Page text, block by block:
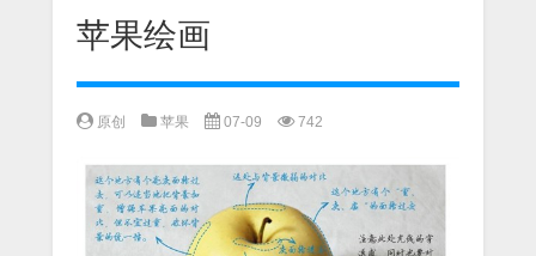
苹果绘画
原创 苹果 07-09 742